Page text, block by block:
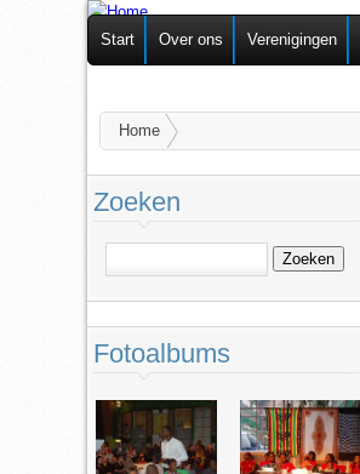
Federatie van
Zelforganisaties
Start Over ons Verenigingen
U bent hier
Home
Zoeken
Fotoalbums